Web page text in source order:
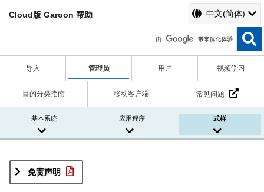
Cloud版 Garoon 帮助 中文(简体)
导入 管理员 用户 视频学习
目的分类指南 移动客户端 常见问题
基本系统 应用程序 式样
免责声明